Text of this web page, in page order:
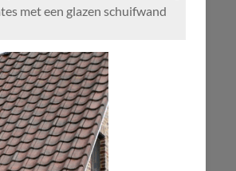
met een glazen schuifwand